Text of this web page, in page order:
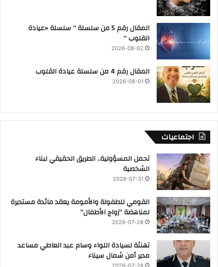
المقال رقم 5 من سلسلة ” سلسلة «عيادة
القلوب “
2026-08-02
المقال رقم 4 من سلسلة عيادة القلوب
2026-08-01
اجتماعيات
تحمل المسؤولية.. الطريق الحقيقي لبناء
الشخصية
2026-07-31
القومي للطفولة والأمومة يعقد مائدة مستديرة
لمناهضة “زواج الأطفال”
2026-07-28
تهنئة لسيادة اللواء وسام عبد العاطي مساعد
مدير أمن شمال سيناء
2026-07-28